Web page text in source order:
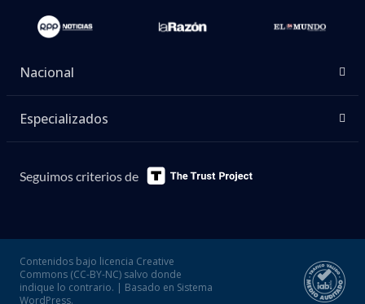
Nacional
Especializados
Seguimos criterios de
Contenidos bajo licencia Creative
Commons (CC-BY-NC) salvo donde
indique lo contrario. | Basado en Sistema
WordPress.